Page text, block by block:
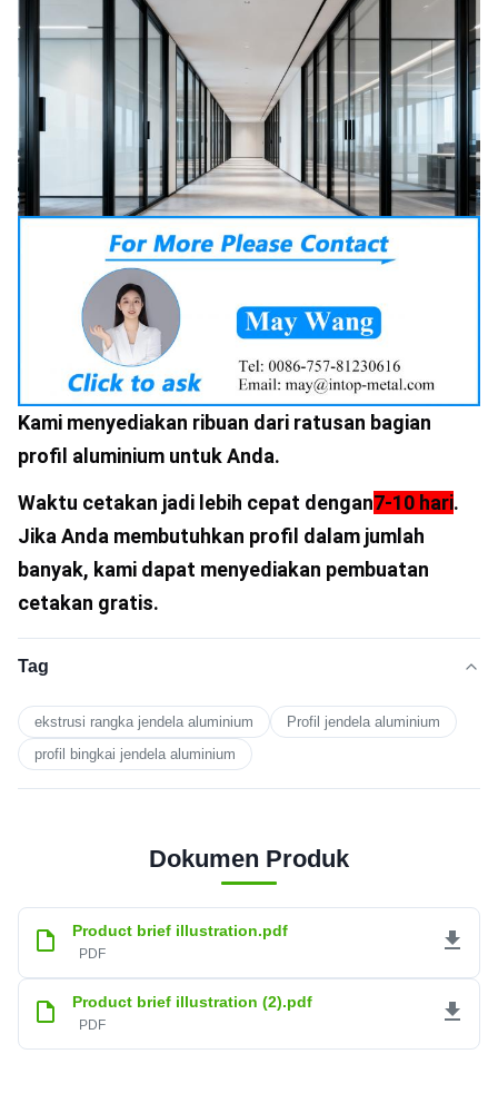
Kami menyediakan ribuan dari ratusan bagian
profil aluminium untuk Anda.
Waktu cetakan jadi lebih cepat dengan7-10 hari.
Jika Anda membutuhkan profil dalam jumlah
banyak, kami dapat menyediakan pembuatan
cetakan gratis.
Tag
ekstrusi rangka jendela aluminium
Profil jendela aluminium
profil bingkai jendela aluminium
Dokumen Produk
Product brief illustration.pdf
PDF
Product brief illustration (2).pdf
PDF